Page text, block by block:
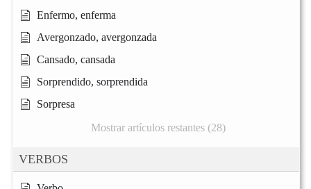
Enfermo, enferma
Avergonzado, avergonzada
Cansado, cansada
Sorprendido, sorprendida
Sorpresa
Mostrar artículos restantes (28)
VERBOS